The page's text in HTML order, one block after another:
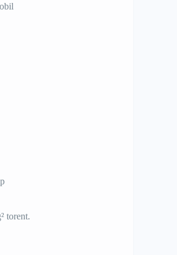
torent.